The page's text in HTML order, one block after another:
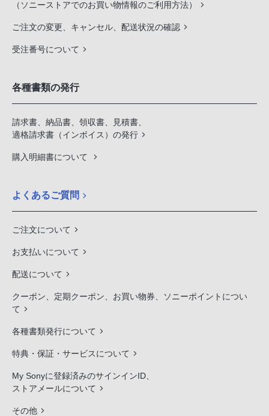
（ソニーストアでのお買い物情報のご利用方法）
ご注文の変更、キャンセル、配送状況の確認
受注番号について
各種書類の発行
請求書、納品書、領収書、見積書、
適格請求書（インボイス）の発行
購入明細書について
よくあるご質問
ご注文について
お支払いについて
配送について
クーポン、定期クーポン、お買い物券、ソニーポイントについ
て
各種書類発行について
特典・保証・サービスについて
My Sonyに登録済みのサインインID、
ストアメールについて
その他